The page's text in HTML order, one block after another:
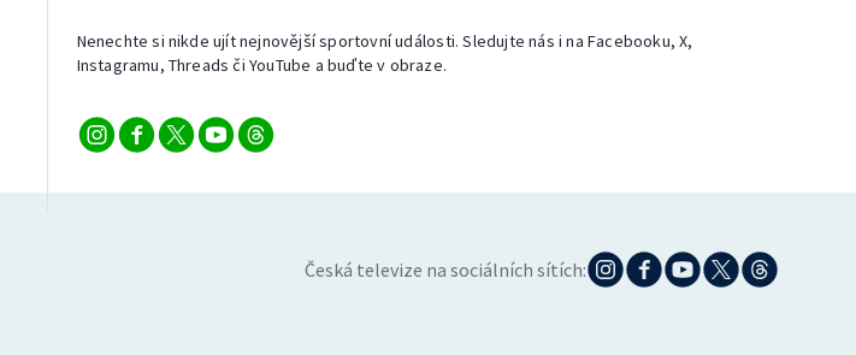
Nenechte si nikde ujít nejnovější sportovní události. Sledujte nás i na Facebooku, X,
Instagramu, Threads či YouTube a buďte v obraze.
Česká televize na sociálních sítích: